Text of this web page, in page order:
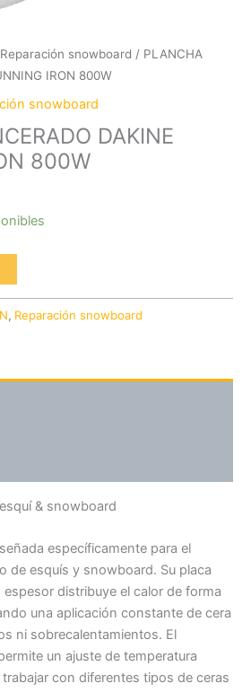
Reparación snowboard / PLANCHA
IRON 800W
snowboard
DAKINE
800W
, Reparación snowboard
& snowboard
específicamente para el
de esquís y snowboard. Su placa
distribuye el calor de forma
una aplicación constante de cera
ni sobrecalentamientos. El
un ajuste de temperatura
con diferentes tipos de ceras